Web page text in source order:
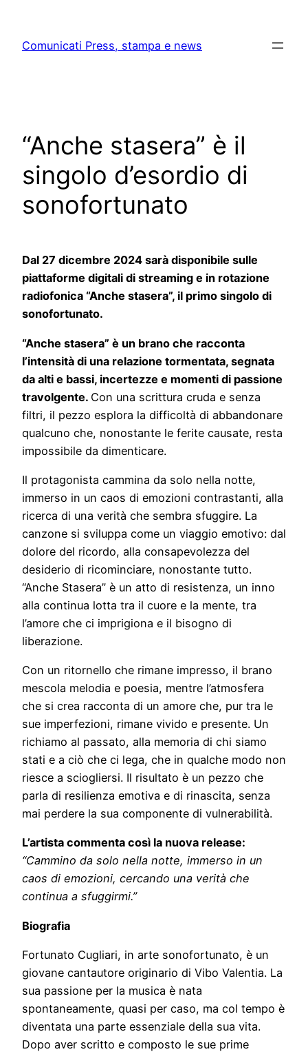
content
Comunicati Press, stampa e news
“Anche stasera” è il
singolo d’esordio di
sonofortunato
Dal 27 dicembre 2024 sarà disponibile sulle
piattaforme digitali di streaming e in rotazione
radiofonica “Anche stasera”, il primo singolo di
sonofortunato.
“Anche stasera” è un brano che racconta
l’intensità di una relazione tormentata, segnata
da alti e bassi, incertezze e momenti di passione
travolgente. Con una scrittura cruda e senza
filtri, il pezzo esplora la difficoltà di abbandonare
qualcuno che, nonostante le ferite causate, resta
impossibile da dimenticare.
Il protagonista cammina da solo nella notte,
immerso in un caos di emozioni contrastanti, alla
ricerca di una verità che sembra sfuggire. La
canzone si sviluppa come un viaggio emotivo: dal
dolore del ricordo, alla consapevolezza del
desiderio di ricominciare, nonostante tutto.
“Anche Stasera” è un atto di resistenza, un inno
alla continua lotta tra il cuore e la mente, tra
l’amore che ci imprigiona e il bisogno di
liberazione.
Con un ritornello che rimane impresso, il brano
mescola melodia e poesia, mentre l’atmosfera
che si crea racconta di un amore che, pur tra le
sue imperfezioni, rimane vivido e presente. Un
richiamo al passato, alla memoria di chi siamo
stati e a ciò che ci lega, che in qualche modo non
riesce a sciogliersi. Il risultato è un pezzo che
parla di resilienza emotiva e di rinascita, senza
mai perdere la sua componente di vulnerabilità.
L’artista commenta così la nuova release:
“Cammino da solo nella notte, immerso in un
caos di emozioni, cercando una verità che
continua a sfuggirmi.”
Biografia
Fortunato Cugliari, in arte sonofortunato, è un
giovane cantautore originario di Vibo Valentia. La
sua passione per la musica è nata
spontaneamente, quasi per caso, ma col tempo è
diventata una parte essenziale della sua vita.
Dopo aver scritto e composto le sue prime